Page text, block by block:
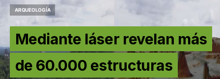
ARQUEOLOGÍA
Mediante láser revelan más
de 60.000 estructuras